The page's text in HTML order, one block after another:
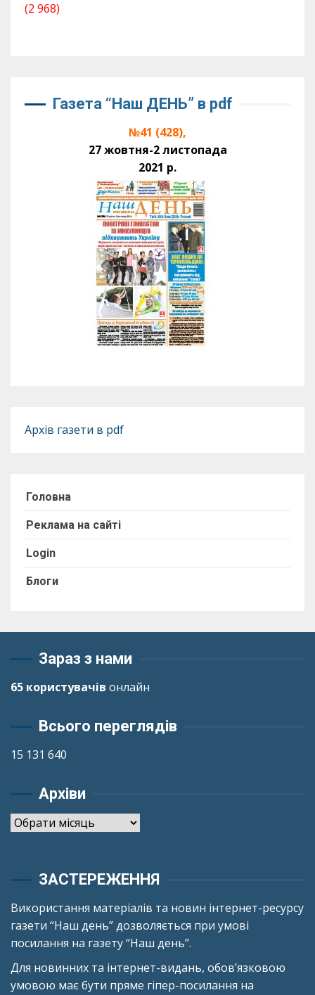
(2 968)
Газета “Наш ДЕНЬ” в pdf
№41 (428),
27 жовтня-2 листопада
2021 р.
Архів газети в pdf
Головна
Реклама на сайті
Login
Блоги
Зараз з нами
65 користувачів онлайн
Всього переглядів
15 131 640
Архіви
Архіви
ЗАСТЕРЕЖЕННЯ
Використання матеріалів та новин інтернет-ресурсу
газети “Наш день” дозволяється при умові
посилання на газету “Наш день”.
Для новинних та інтернет-видань, обов’язковою
умовою має бути пряме гіпер-посилання на